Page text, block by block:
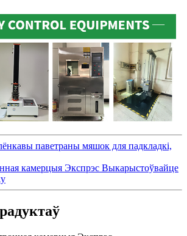
паветраны мяшок для падкладкі,
камерцыя Экспрэс Выкарыстоўвайце